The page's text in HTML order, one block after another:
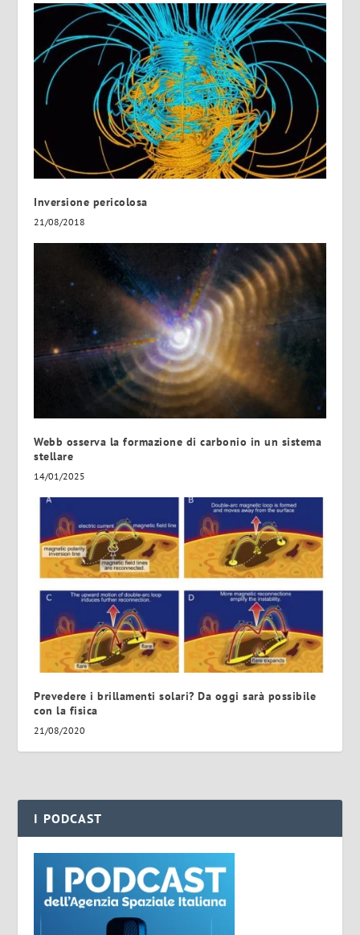
Inversione pericolosa
21/08/2018
Webb osserva la formazione di carbonio in un sistema
stellare
14/01/2025
Prevedere i brillamenti solari? Da oggi sarà possibile
con la fisica
21/08/2020
I PODCAST